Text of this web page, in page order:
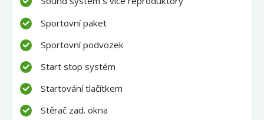
Sportovní paket
Sportovní podvozek
Start stop systém
Startování tlačítkem
Stěrač zad. okna